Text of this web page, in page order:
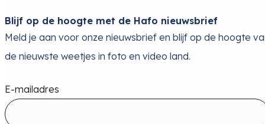
Blijf op de hoogte met de Hafo nieuwsbrief
Meld je aan voor onze nieuwsbrief en blijf op de hoogte
de nieuwste weetjes in foto en video land.
E-mailadres